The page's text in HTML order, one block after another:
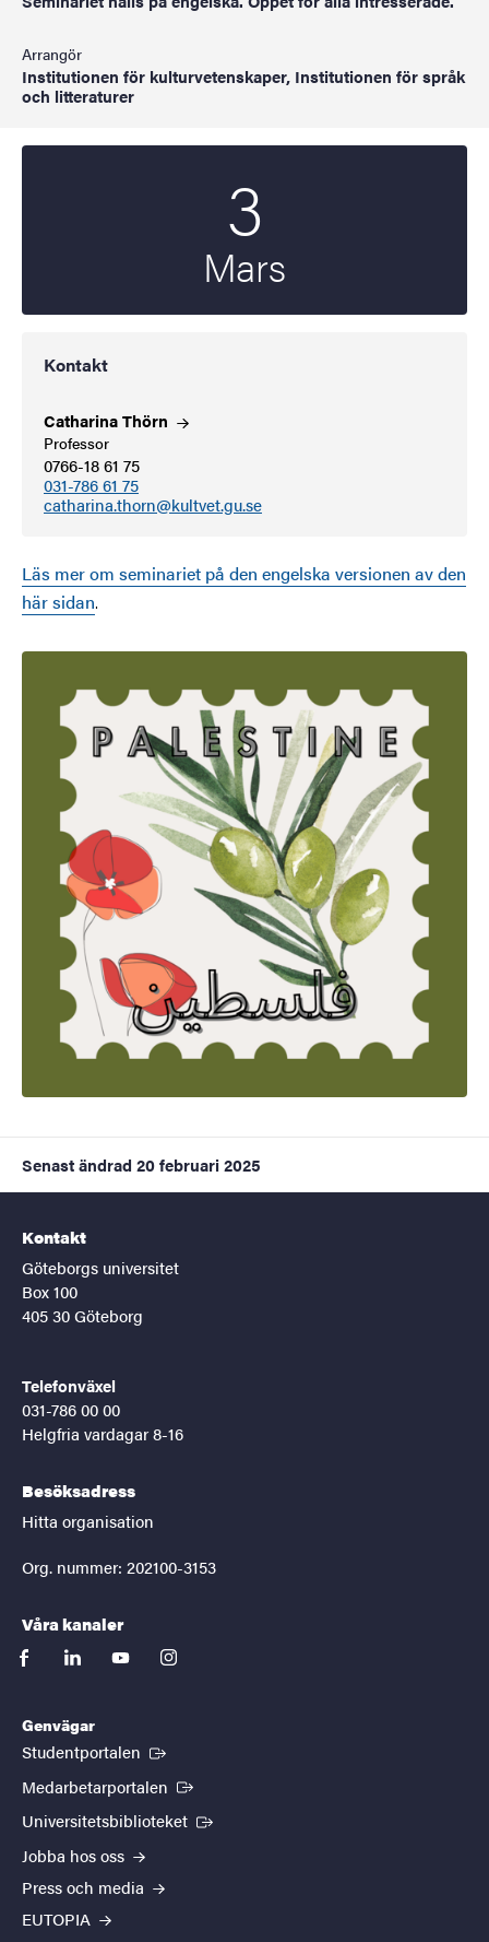
Arrangör
Institutionen för kulturvetenskaper, Institutionen för språk
och litteraturer
3
Mars
Kontakt
CatharinaThörn
Professor
0766-18 61 75
031-786 61 75
catharina.thorn@kultvet.gu.se
Läs mer om seminariet på den engelska versionen av den
här sidan.
Senast ändrad 20 februari 2025
Kontakt
Göteborgs universitet
Box 100
405 30 Göteborg
Telefonväxel
031-786 00 00
Helgfria vardagar 8-16
Besöksadress
Hitta organisation
Org. nummer: 202100-3153
Våra kanaler
facebooklinkedinyoutubeinstagram
Genvägar
Studentportalen (Extern länk)
Medarbetarportalen (Extern länk)
Universitetsbiblioteket (Extern länk)
Jobba hos oss
Press och media
EUTOPIA